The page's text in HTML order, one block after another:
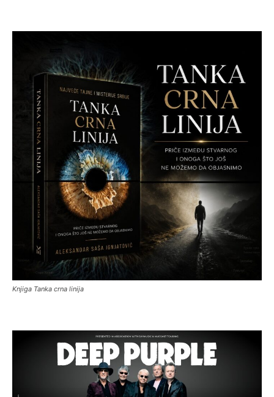
Knjiga Tanka crna linija